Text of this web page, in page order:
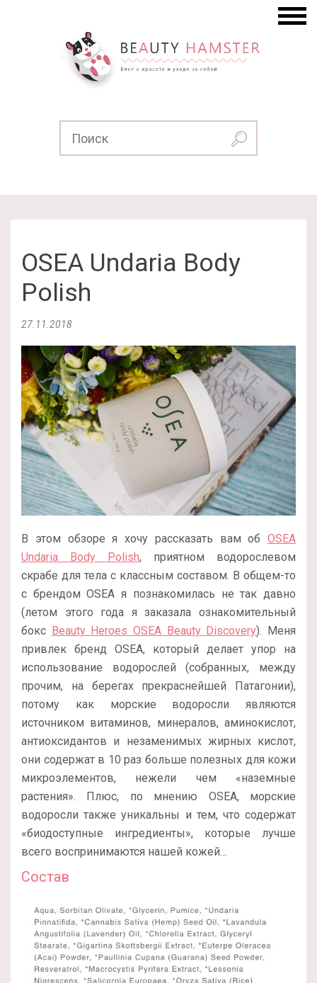
OSEA Undaria Body
Polish
27.11.2018
В этом обзоре я хочу рассказать вам об OSEA
Undaria Body Polish, приятном водорослевом
скрабе для тела с классным составом. В общем-то
с брендом OSEA я познакомилась не так давно
(летом этого года я заказала ознакомительный
бокс Beauty Heroes OSEA Beauty Discovery). Меня
привлек бренд OSEA, который делает упор на
использование водорослей (собранных, между
прочим, на берегах прекраснейшей Патагонии),
потому как морские водоросли являются
источником витаминов, минералов, аминокислот,
антиоксидантов и незаменимых жирных кислот,
они содержат в 10 раз больше полезных для кожи
микроэлементов, нежели чем «наземные
растения». Плюс, по мнению OSEA, морские
водоросли также уникальны и тем, что содержат
«биодоступные ингредиенты», которые лучше
всего воспринимаются нашей кожей…
Состав